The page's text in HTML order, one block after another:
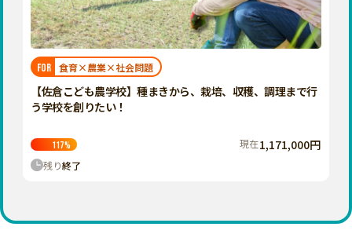
栃木
群馬
千葉
神奈川
石川
徳島 香川 愛媛 高知
九州・沖縄
福岡 佐賀 長崎
宮崎
鹿児島 沖縄
FOR 食育×農業×社会問題
【佐倉こども農学校】種まきから、栽培、収穫、調理まで行
う学校を創りたい！
117% 現在1,171,000円
残り終了